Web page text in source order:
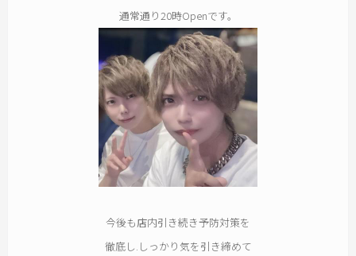
通常通り20時Openです。
今後も店内引き続き予防対策を
徹底し.しっかり気を引き締めて